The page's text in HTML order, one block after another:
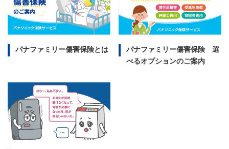
パナファミリー傷害保険とは
パナファミリー傷害保険 選
べるオプションのご案内